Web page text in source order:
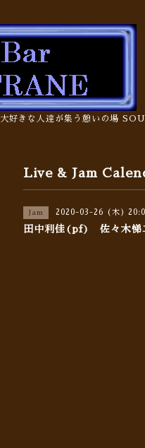
好きな人達が集う憩いの場
Live & Jam
Jam 2020-03-26 (木)
田中利佳(pf) 佐々木悌